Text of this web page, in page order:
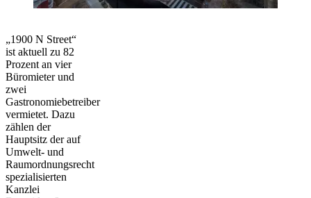
„1900 N Street“
ist aktuell zu 82
Prozent an vier
Büromieter und
zwei
Gastronomiebetreiber
vermietet. Dazu
zählen der
Hauptsitz der auf
Umwelt- und
Raumordnungsrecht
spezialisierten
Kanzlei